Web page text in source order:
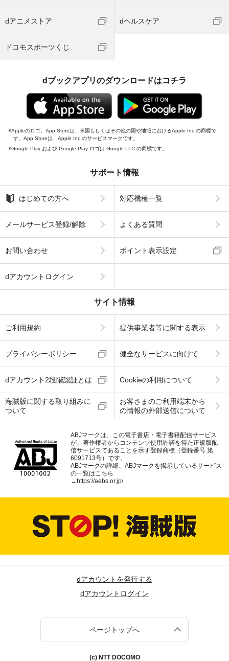
dアニメストア dヘルスケア
ドコモスポーツくじ
dブックアプリのダウンロードはコチラ
Appleのロゴ、App Storeは、米国もしくはその他の国や地域におけるApple Inc.の商標で
す。App Storeは、Apple Inc.のサービスマークです。
Google Play および Google Play ロゴは Google LLC の商標です。
サポート情報
はじめての方へ 対応機種一覧
メールサービス登録/解除 よくある質問
お問い合わせ ポイント表示設定
dアカウントログイン
サイト情報
ご利用規約 提供事業者等に関する表示
プライバシーポリシー 健全なサービスに向けて
dアカウント2段階認証とは Cookieの利用について
海賊版に関する取り組みに
ついて
お客さまのご利用端末から
の情報の外部送信について
ABJマークは、この電子書店・電子書籍配信サービス
が、著作権者からコンテンツ使用許諾を得た正規版配
信サービスであることを示す登録商標（登録番号 第
6091713号）です。
ABJマークの詳細、ABJマークを掲示しているサービス
の一覧はこちら
→https://aebs.or.jp/
dアカウントを発行する
dアカウントログイン
ページトップへ
(c) NTT DOCOMO